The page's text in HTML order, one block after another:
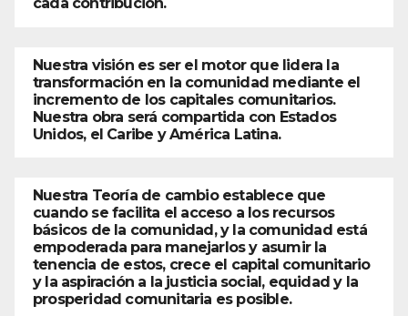
cada contribución.
Nuestra visión es ser el motor que lidera la
transformación en la comunidad mediante el
incremento de los capitales comunitarios.
Nuestra obra será compartida con Estados
Unidos, el Caribe y América Latina.
Nuestra Teoría de cambio establece que
cuando se facilita el acceso a los recursos
básicos de la comunidad, y la comunidad está
empoderada para manejarlos y asumir la
tenencia de estos, crece el capital comunitario
y la aspiración a la justicia social, equidad y la
prosperidad comunitaria es posible.